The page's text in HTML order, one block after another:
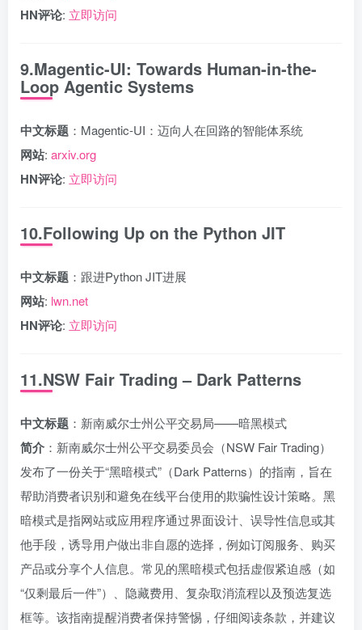
HN评论: 立即访问
9.Magentic-UI: Towards Human-in-the-
Loop Agentic Systems
中文标题 ：Magentic-UI：迈向人在回路的智能体系统
网站: arxiv.org
HN评论: 立即访问
10.Following Up on the Python JIT
中文标题 ：跟进Python JIT进展
网站: lwn.net
HN评论: 立即访问
11.NSW Fair Trading – Dark Patterns
中文标题 ：新南威尔士州公平交易局——暗黑模式
简介 ：新南威尔士州公平交易委员会（NSW Fair Trading）
发布了一份关于“黑暗模式”（Dark Patterns）的指南，旨在
帮助消费者识别和避免在线平台使用的欺骗性设计策略。黑
暗模式是指网站或应用程序通过界面设计、误导性信息或其
他手段，诱导用户做出非自愿的选择，例如订阅服务、购买
产品或分享个人信息。常见的黑暗模式包括虚假紧迫感（如
“仅剩最后一件”）、隐藏费用、复杂取消流程以及预选复选
框等。该指南提醒消费者保持警惕，仔细阅读条款，并建议